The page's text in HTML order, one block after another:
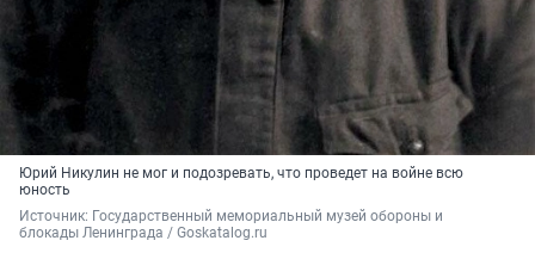
Юрий Никулин не мог и подозревать, что проведет на войне всю
юность
Источник: Государственный мемориальный музей обороны и
блокады Ленинграда / Goskatalog.ru